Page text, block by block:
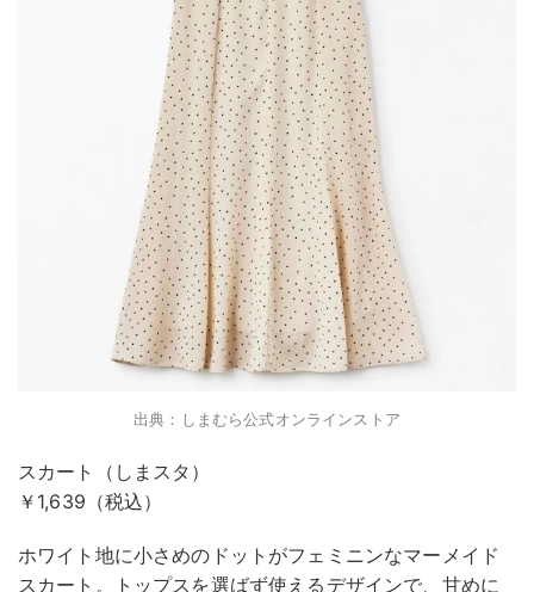
出典：しまむら公式オンラインストア
スカート（しまスタ）
￥1,639（税込）
ホワイト地に小さめのドットがフェミニンなマーメイド
スカート。トップスを選ばず使えるデザインで、甘めに